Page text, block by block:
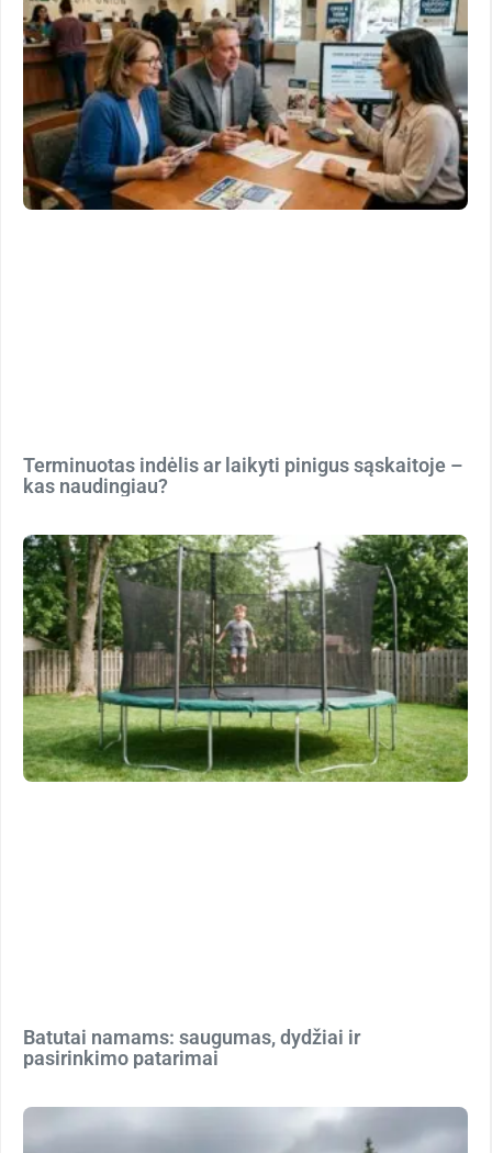
Terminuotas indėlis ar laikyti pinigus sąskaitoje –
kas naudingiau?
Batutai namams: saugumas, dydžiai ir
pasirinkimo patarimai